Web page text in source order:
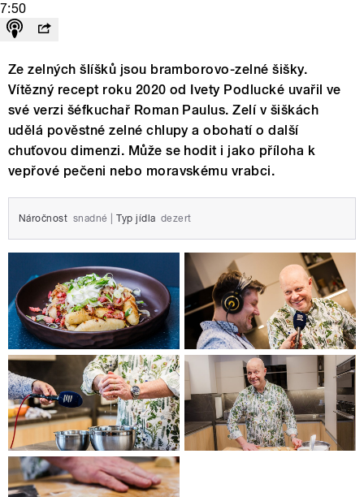
7:50
Ze zelných šlíšků jsou bramborovo-zelné šišky.
Vítězný recept roku 2020 od Ivety Podlucké uvařil ve
své verzi šéfkuchař Roman Paulus. Zelí v šiškách
udělá pověstné zelné chlupy a obohatí o další
chuťovou dimenzi. Může se hodit i jako příloha k
vepřové pečeni nebo moravskému vrabci.
Náročnost snadné Typ jídla dezert